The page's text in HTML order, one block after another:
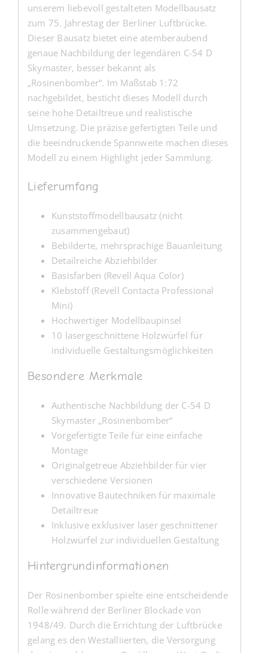
unserem liebevoll gestalteten Modellbausatz
zum 75. Jahrestag der Berliner Luftbrücke.
Dieser Bausatz bietet eine atemberaubend
genaue Nachbildung der legendären C-54 D
Skymaster, besser bekannt als
„Rosinenbomber“. Im Maßstab 1:72
nachgebildet, besticht dieses Modell durch
seine hohe Detailtreue und realistische
Umsetzung. Die präzise gefertigten Teile und
die beeindruckende Spannweite machen dieses
Modell zu einem Highlight jeder Sammlung.
Lieferumfang
Kunststoffmodellbausatz (nicht
zusammengebaut)
Bebilderte, mehrsprachige Bauanleitung
Detailreiche Abziehbilder
Basisfarben (Revell Aqua Color)
Klebstoff (Revell Contacta Professional
Mini)
Hochwertiger Modellbaupinsel
10 lasergeschnittene Holzwürfel für
individuelle Gestaltungsmöglichkeiten
Besondere Merkmale
Authentische Nachbildung der C-54 D
Skymaster „Rosinenbomber“
Vorgefertigte Teile für eine einfache
Montage
Originalgetreue Abziehbilder für vier
verschiedene Versionen
Innovative Bautechniken für maximale
Detailtreue
Inklusive exklusiver laser geschnittener
Holzwürfel zur individuellen Gestaltung
Hintergrundinformationen
Der Rosinenbomber spielte eine entscheidende
Rolle während der Berliner Blockade von
1948/49. Durch die Errichtung der Luftbrücke
gelang es den Westalliierten, die Versorgung